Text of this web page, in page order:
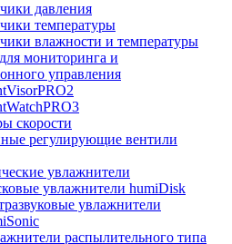
давления
температуры
влажности и температуры
мониторинга и
управления
скорости
регулирующие вентили
увлажнители
увлажнители humiDisk
увлажнители
распылительного типа